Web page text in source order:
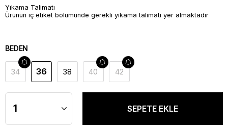
Yıkama Talimatı
Ürünün iç etiket bölümünde gerekli yıkama talimatı yer almaktadır
BEDEN
34 36 38 40 42